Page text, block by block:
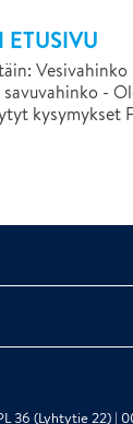
ETUSIVU
Vesivahinko
savuvahinko -
kysymykset
36 (Lyhtytie 22) |